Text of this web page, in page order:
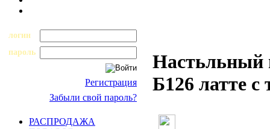
логин
пароль
Регистрация
Забыли свой пароль?
РАСПРОДАЖА
Настьльный
Б126 латте с